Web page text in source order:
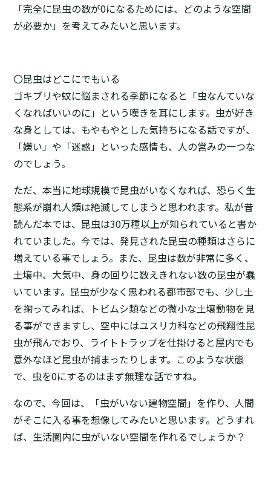
「完全に昆虫の数が0になるためには、どのような空間
が必要か」を考えてみたいと思います。
〇昆虫はどこにでもいる
ゴキブリや蚊に悩まされる季節になると「虫なんていな
くなればいいのに」という嘆きを耳にします。虫が好き
な身としては、もやもやとした気持ちになる話ですが、
「嫌い」や「迷惑」といった感情も、人の営みの一つな
のでしょう。
ただ、本当に地球規模で昆虫がいなくなれば、恐らく生
態系が崩れ人類は絶滅してしまうと思われます。私が昔
読んだ本では、昆虫は30万種以上が知られていると書か
れていました。今では、発見された昆虫の種類はさらに
増えている事でしょう。また、昆虫は数が非常に多く、
土壌中、大気中、身の回りに数えきれない数の昆虫が蠢
いています。昆虫が少なく思われる都市部でも、少し土
を掬ってみれば、トビムシ類などの微小な土壌動物を見
る事ができますし、空中にはユスリカ科などの飛翔性昆
虫が飛んでおり、ライトトラップを仕掛けると屋内でも
意外なほど昆虫が捕まったりします。このような状態
で、虫を0にするのはまず無理な話ですね。
なので、今回は、「虫がいない建物空間」を作り、人間
がそこに入る事を想像してみたいと思います。どうすれ
ば、生活圏内に虫がいない空間を作れるでしょうか？